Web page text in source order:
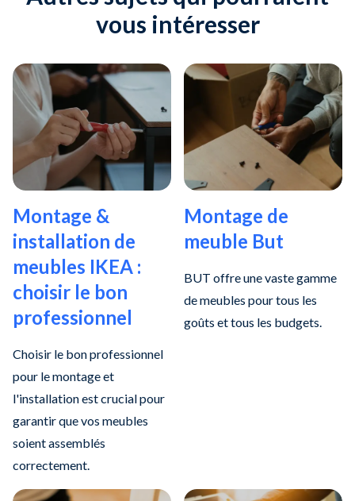
vous intéresser
Montage &
installation de
meubles IKEA :
choisir le bon
professionnel
Choisir le bon professionnel
pour le montage et
l'installation est crucial pour
garantir que vos meubles
soient assemblés
correctement.
Montage de
meuble But
BUT offre une vaste gamme
de meubles pour tous les
goûts et tous les budgets.